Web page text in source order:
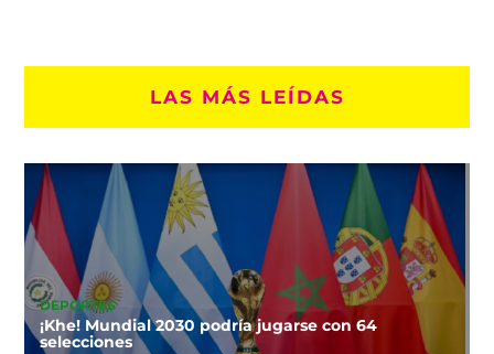
LAS MÁS LEÍDAS
DEPORTES
¡Khe! Mundial 2030 podría jugarse con 64
selecciones